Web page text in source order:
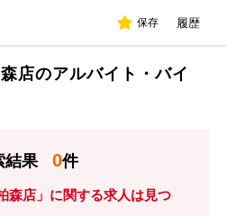
保存 履歴
店のアルバイト・バイ
結果 0件
森店」に関する求人は見つ